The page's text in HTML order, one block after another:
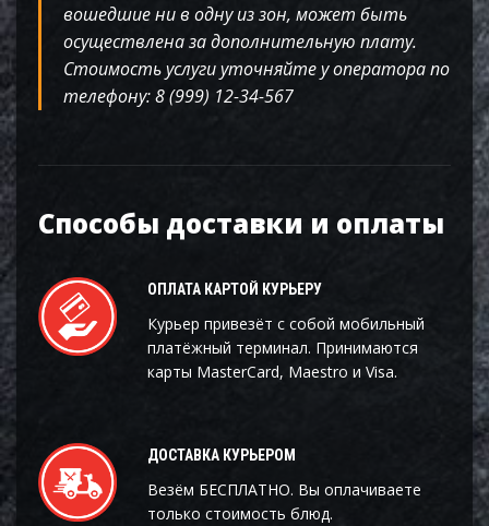
вошедшие ни в одну из зон, может быть
осуществлена за дополнительную плату.
Стоимость услуги уточняйте у оператора по
телефону: 8 (999) 12-34-567
Способы доставки и оплаты
ОПЛАТА КАРТОЙ КУРЬЕРУ
Курьер привезёт с собой мобильный
платёжный терминал. Принимаются
карты MasterCard, Maestro и Visa.
ДОСТАВКА КУРЬЕРОМ
Везём БЕСПЛАТНО. Вы оплачиваете
только стоимость блюд.